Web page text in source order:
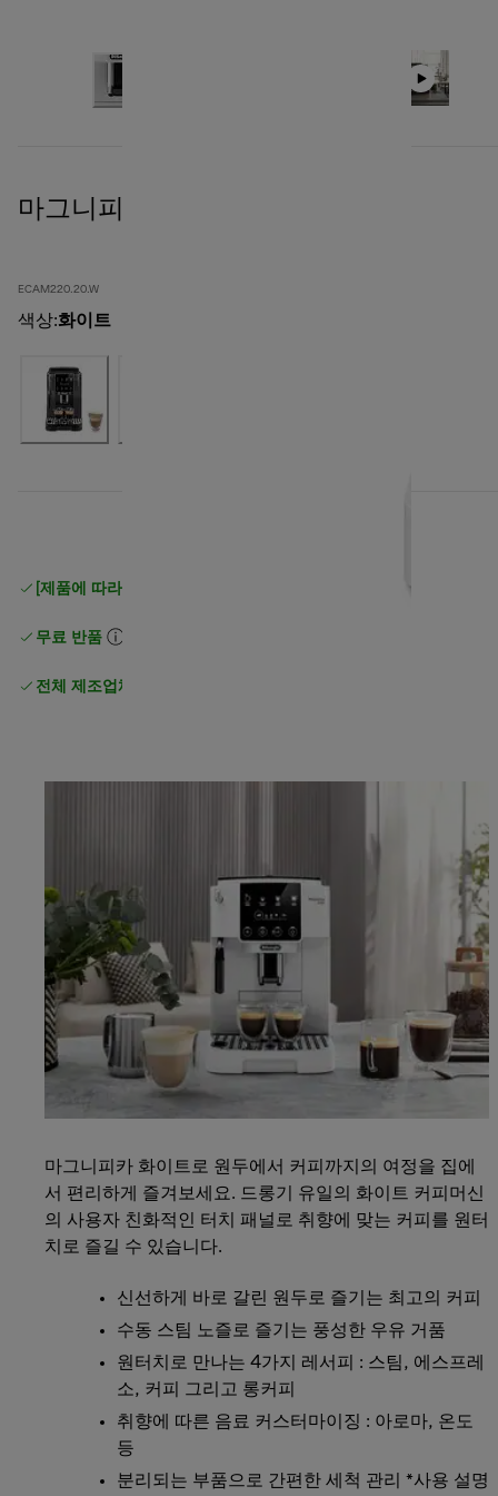
마그니피카 화이트
ECAM220.20.W
색상:화이트
[제품에 따라 무료 배송]
무료 반품
전체 제조업체 보증
마그니피카 화이트로 원두에서 커피까지의 여정을 집에
서 편리하게 즐겨보세요. 드롱기 유일의 화이트 커피머신
의 사용자 친화적인 터치 패널로 취향에 맞는 커피를 원터
치로 즐길 수 있습니다.
신선하게 바로 갈린 원두로 즐기는 최고의 커피
수동 스팀 노즐로 즐기는 풍성한 우유 거품
원터치로 만나는 4가지 레서피 : 스팀, 에스프레
소, 커피 그리고 롱커피
취향에 따른 음료 커스터마이징 : 아로마, 온도
등
분리되는 부품으로 간편한 세척 관리 *사용 설명